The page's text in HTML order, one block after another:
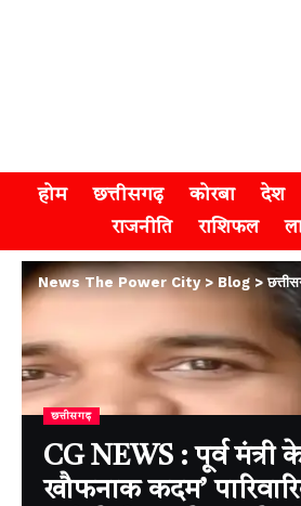
होम छत्तीसगढ़ कोरबा देश
राजनीति
राशिफल
News The Power City>Blog >
छत्तीसगढ़
CG NEWS : पूर्व मंत्री
खौफनाक कदम’